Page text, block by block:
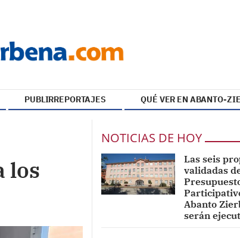
PUBLIRREPORTAJES QUÉ VER EN ABANTO-
los
NOTICIAS DE HOY
Las seis
validadas
Abanto
serán